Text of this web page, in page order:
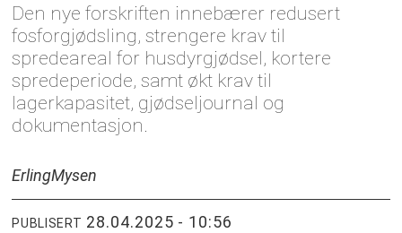
Den nye forskriften innebærer redusert
fosforgjødsling, strengere krav til
spredeareal for husdyrgjødsel, kortere
spredeperiode, samt økt krav til
lagerkapasitet, gjødseljournal og
dokumentasjon.
ErlingMysen
PUBLISERT 28.04.2025 - 10:56